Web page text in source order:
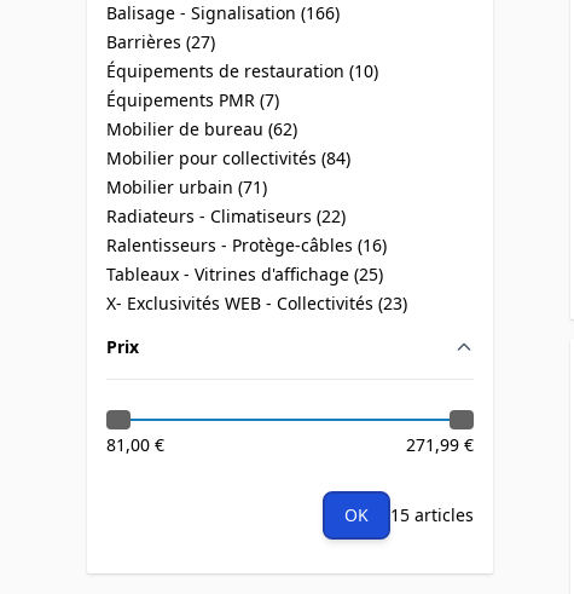
Balisage - Signalisation (166
products available
)
Barrières (27
products available
)
Équipements de restauration (10
products available
)
Équipements PMR (7
products available
)
Mobilier de bureau (62
products available
)
Mobilier pour collectivités (84
products available
)
Mobilier urbain (71
products available )
Radiateurs - Climatiseurs (22
products available
)
Ralentisseurs - Protège-câbles (16
products available
)
Tableaux - Vitrines d'affichage (25
products available
)
X- Exclusivités WEB - Collectivités (23
products available
)
Prix
81,00 € 271,99 €
OK 15 articles